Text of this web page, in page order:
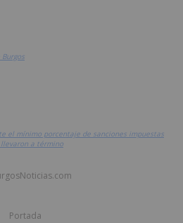
el mínimo porcentaje de sanciones impuestas
a término
Portada